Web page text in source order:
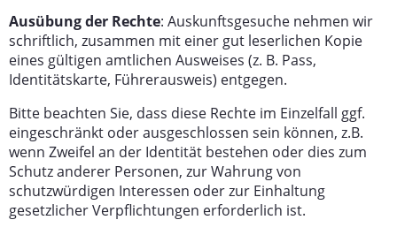
Ausübung der Rechte: Auskunftsgesuche nehmen wir
schriftlich, zusammen mit einer gut leserlichen Kopie
eines gültigen amtlichen Ausweises (z. B. Pass,
Identitätskarte, Führerausweis) entgegen.
Bitte beachten Sie, dass diese Rechte im Einzelfall ggf.
eingeschränkt oder ausgeschlossen sein können, z.B.
wenn Zweifel an der Identität bestehen oder dies zum
Schutz anderer Personen, zur Wahrung von
schutzwürdigen Interessen oder zur Einhaltung
gesetzlicher Verpflichtungen erforderlich ist.